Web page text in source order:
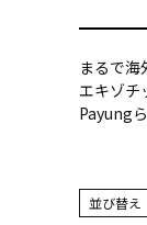
まるで海
エキゾチ
Payung
並び替え